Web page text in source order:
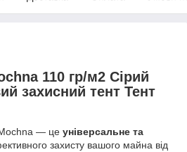
110 гр/м2 Сірий
захисний тент Тент
— це універсальне та
захисту вашого майна від